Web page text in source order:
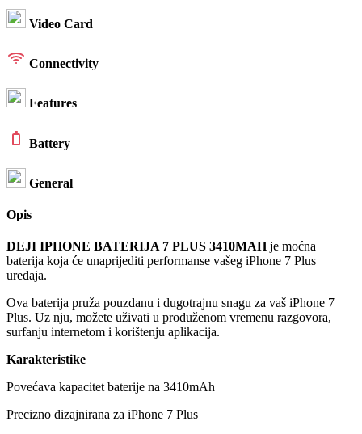
Video Card
Connectivity
Features
Battery
General
Opis
DEJI IPHONE BATERIJA 7 PLUS 3410MAHje moćna
baterija koja će unaprijediti performanse vašeg iPhone 7 Plus
uređaja.
Ova baterija pruža pouzdanu i dugotrajnu snagu za vaš iPhone 7
Plus. Uz nju, možete uživati u produženom vremenu razgovora,
surfanju internetom i korištenju aplikacija.
Karakteristike
Povećava kapacitet baterije na 3410mAh
Precizno dizajnirana za iPhone 7 Plus